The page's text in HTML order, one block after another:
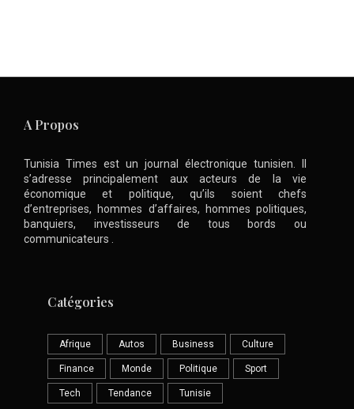
A Propos
Tunisia Times est un journal électronique tunisien. Il
s’adresse principalement aux acteurs de la vie
économique et politique, qu’ils soient chefs
d’entreprises, hommes d’affaires, hommes politiques,
banquiers, investisseurs de tous bords ou
communicateurs .
Catégories
Afrique Autos Business Culture
Finance Monde Politique Sport
Tech Tendance Tunisie